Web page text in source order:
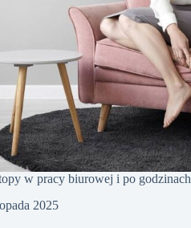
w pracy biurowej i po godzinach
2025